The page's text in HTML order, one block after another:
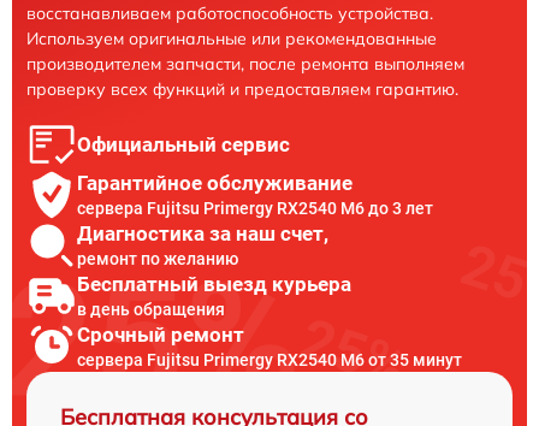
восстанавливаем работоспособность устройства.
Используем оригинальные или рекомендованные
производителем запчасти, после ремонта выполняем
проверку всех функций и предоставляем гарантию.
Официальный сервис
Гарантийное обслуживание
сервера Fujitsu Primergy RX2540 M6 до 3 лет
Диагностика за наш счет,
ремонт по желанию
Бесплатный выезд курьера
в день обращения
Срочный ремонт
сервера Fujitsu Primergy RX2540 M6 от 35 минут
Бесплатная консультация со